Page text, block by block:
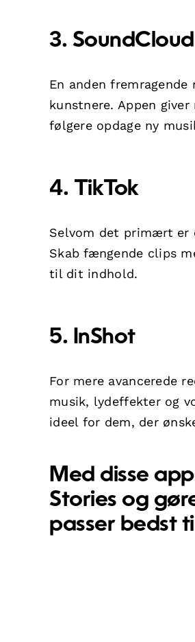
3. SoundCloud
En anden fremragende
kunstnere. Appen
følgere opdage ny
4. TikTok
Selvom det primært er
Skab fængende clips
til dit indhold.
5. InShot
For mere avancerede
musik, lydeffekter og
ideel for dem, der
Med disse
Stories og
passer bedst